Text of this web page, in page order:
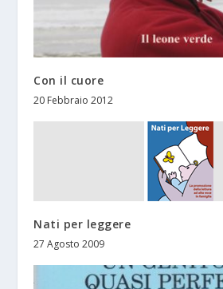
Con il cuore
20 Febbraio 2012
Nati per leggere
27 Agosto 2009